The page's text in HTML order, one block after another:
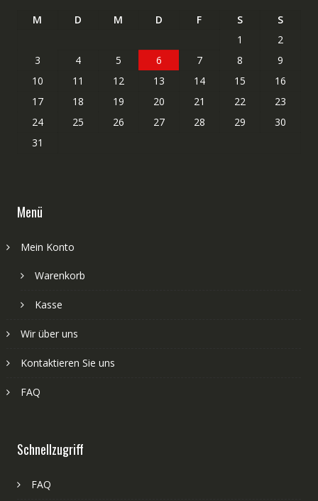
M D M D F S
S
1
2
3
4 5 6 7 8
9
10
11 12 13 14 15
16
17
18 19 20 21 22
23
24
25 26 27 28 29
30
31
Menü
Mein Konto
Warenkorb
Kasse
Wir über uns
Kontaktieren Sie uns
FAQ
Schnellzugriff
FAQ